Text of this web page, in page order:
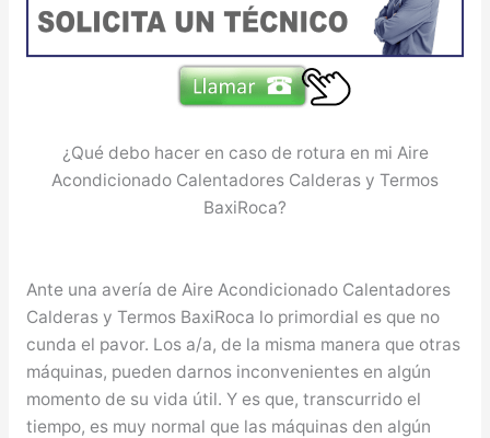
¿Qué debo hacer en caso de rotura en mi Aire
Acondicionado Calentadores Calderas y Termos
BaxiRoca?
Ante una avería de Aire Acondicionado Calentadores
Calderas y Termos BaxiRoca lo primordial es que no
cunda el pavor. Los a/a, de la misma manera que otras
máquinas, pueden darnos inconvenientes en algún
momento de su vida útil. Y es que, transcurrido el
tiempo, es muy normal que las máquinas den algún